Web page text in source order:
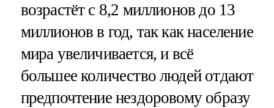
возрастёт с 8,2 миллионов до 13
миллионов в год, так как население
мира увеличивается, и всё
большее количество людей отдают
предпочтение нездоровому образу